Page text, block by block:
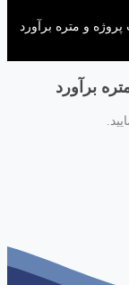
و متره برآورد
برآورد